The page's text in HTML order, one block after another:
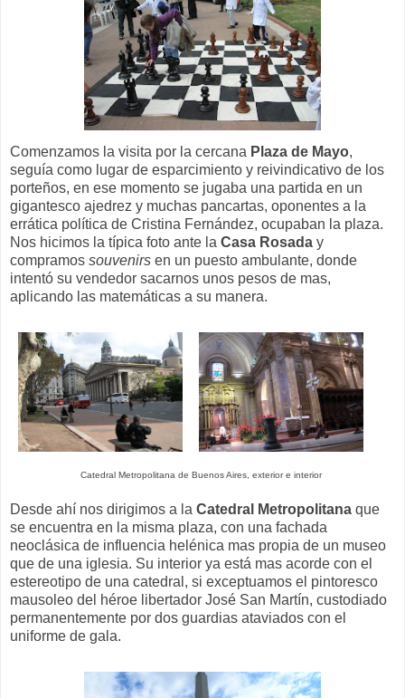
Comenzamos la visita por la cercana Plaza de Mayo,
seguía como lugar de esparcimiento y reivindicativo de los
porteños, en ese momento se jugaba una partida en un
gigantesco ajedrez y muchas pancartas, oponentes a la
errática política de Cristina Fernández, ocupaban la plaza.
Nos hicimos la típica foto ante la Casa Rosada y
compramos souvenirs en un puesto ambulante, donde
intentó su vendedor sacarnos unos pesos de mas,
aplicando las matemáticas a su manera.
Catedral Metropolitana de Buenos Aires, exterior e interior
Desde ahí nos dirigimos a la Catedral Metropolitana que
se encuentra en la misma plaza, con una fachada
neoclásica de influencia helénica mas propia de un museo
que de una iglesia. Su interior ya está mas acorde con el
estereotipo de una catedral, si exceptuamos el pintoresco
mausoleo del héroe libertador José San Martín, custodiado
permanentemente por dos guardias ataviados con el
uniforme de gala.